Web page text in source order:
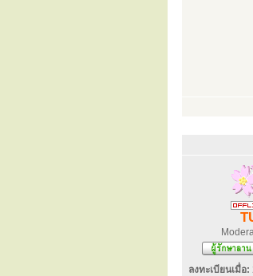
ลงทะเบียนเมื่อ: